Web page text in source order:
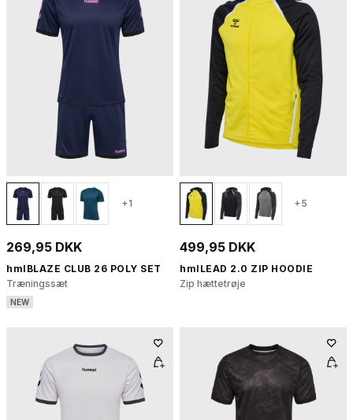
+1
269,95 DKK
hmlBLAZE CLUB 26 POLY SET
Træningssæt
NEW
+5
499,95 DKK
hmlLEAD 2.0 ZIP HOODIE
Zip hættetrøje